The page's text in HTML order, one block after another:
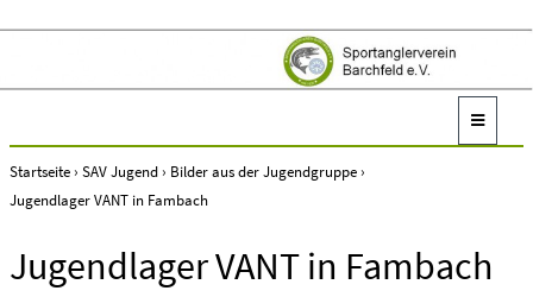
Startseite› SAV Jugend› Bilder aus der Jugendgruppe›
Jugendlager VANT in Fambach
Jugendlager VANT in Fambach